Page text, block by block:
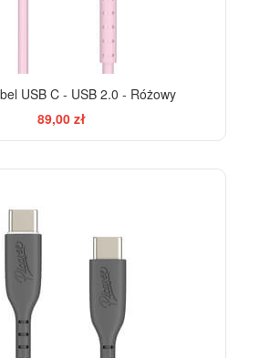
USB C - USB 2.0 - Różowy
89,00 zł